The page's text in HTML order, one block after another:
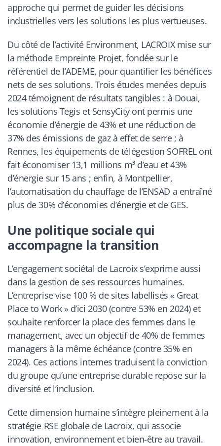
approche qui permet de guider les décisions
industrielles vers les solutions les plus vertueuses.
Du côté de l’activité Environment, LACROIX mise sur
la méthode Empreinte Projet, fondée sur le
référentiel de l’ADEME, pour quantifier les bénéfices
nets de ses solutions. Trois études menées depuis
2024 témoignent de résultats tangibles : à Douai,
les solutions Tegis et SensyCity ont permis une
économie d’énergie de 43% et une réduction de
37% des émissions de gaz à effet de serre ; à
Rennes, les équipements de télégestion SOFREL ont
fait économiser 13,1 millions m³ d’eau et 43%
d’énergie sur 15 ans ; enfin, à Montpellier,
l’automatisation du chauffage de l’ENSAD a entraîné
plus de 30% d’économies d’énergie et de GES.
Une politique sociale qui
accompagne la transition
L’engagement sociétal de Lacroix s’exprime aussi
dans la gestion de ses ressources humaines.
L’entreprise vise 100 % de sites labellisés « Great
Place to Work » d’ici 2030 (contre 53% en 2024) et
souhaite renforcer la place des femmes dans le
management, avec un objectif de 40% de femmes
managers à la même échéance (contre 35% en
2024). Ces actions internes traduisent la conviction
du groupe qu’une entreprise durable repose sur la
diversité et l’inclusion.
Cette dimension humaine s’intègre pleinement à la
stratégie RSE globale de Lacroix, qui associe
innovation, environnement et bien-être au travail.